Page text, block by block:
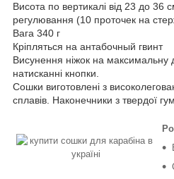
Висота по вертикалі від 23 до 36
регулювання (10 проточек на
Вага 340 г
Кріпляться на антабочный гвинт
Висунення ніжок на максимальну
натисканні кнопки.
Сошки виготовлені з
сплавів. Наконечники з твердої